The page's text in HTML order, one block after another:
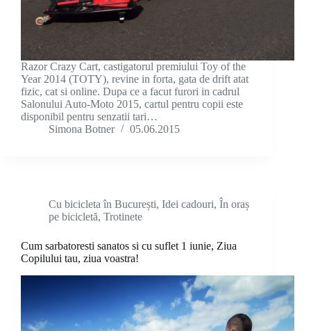
Razor Crazy Cart, castigatorul premiului Toy of the
Year 2014 (TOTY), revine in forta, gata de drift atat
fizic, cat si online. Dupa ce a facut furori in cadrul
Salonului Auto-Moto 2015, cartul pentru copii este
disponibil pentru senzatii tari…
Simona Botner
05.06.2015
Cu bicicleta în București, Idei cadouri, În oraș
pe bicicletă, Trotinete
Cum sarbatoresti sanatos si cu suflet 1 iunie, Ziua
Copilului tau, ziua voastra!